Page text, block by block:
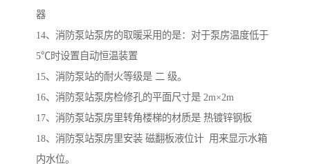
器
14、消防泵站泵房的取暖采用的是：对于泵房温度低于
5℃时设置自动恒温装置
15、消防泵站的耐火等级是 二 级。
16、消防泵站泵房检修孔的平面尺寸是 2m×2m
17、消防泵站泵房里转角楼梯的材质是 热镀锌钢板
18、消防泵站泵房里安装 磁翻板液位计 用来显示水箱
内水位。